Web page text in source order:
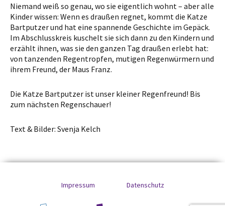
Niemand weiß so genau, wo sie eigentlich wohnt – aber alle
Kinder wissen: Wenn es draußen regnet, kommt die Katze
Bartputzer und hat eine spannende Geschichte im Gepäck.
Im Abschlusskreis kuschelt sie sich dann zu den Kindern und
erzählt ihnen, was sie den ganzen Tag draußen erlebt hat:
von tanzenden Regentropfen, mutigen Regenwürmern und
ihrem Freund, der Maus Franz.
Die Katze Bartputzer ist unser kleiner Regenfreund! Bis
zum nächsten Regenschauer!
Text & Bilder: Svenja Kelch
Impressum Datenschutz